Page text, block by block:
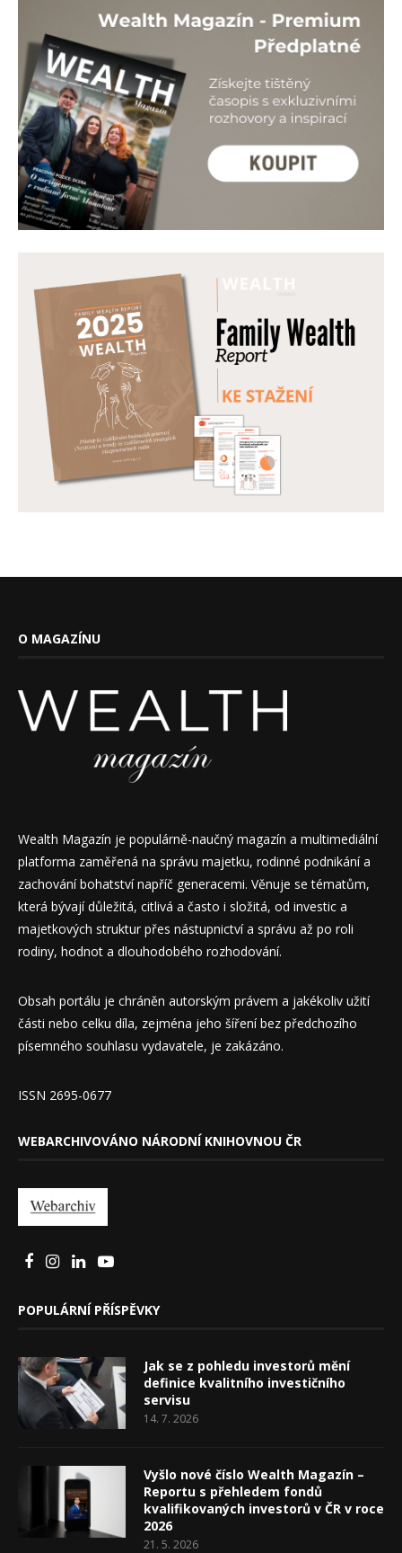
O MAGAZÍNU
Wealth Magazín je populárně-naučný magazín a multimediální
platforma zaměřená na správu majetku, rodinné podnikání a
zachování bohatství napříč generacemi. Věnuje se tématům,
která bývají důležitá, citlivá a často i složitá, od investic a
majetkových struktur přes nástupnictví a správu až po roli
rodiny, hodnot a dlouhodobého rozhodování.
Obsah portálu je chráněn autorským právem a jakékoliv užití
části nebo celku díla, zejména jeho šíření bez předchozího
písemného souhlasu vydavatele, je zakázáno.
ISSN 2695-0677
WEBARCHIVOVÁNO NÁRODNÍ KNIHOVNOU ČR
POPULÁRNÍ PŘÍSPĚVKY
Jak se z pohledu investorů mění
definice kvalitního investičního
servisu
14. 7. 2026
Vyšlo nové číslo Wealth Magazín –
Reportu s přehledem fondů
kvalifikovaných investorů v ČR v roce
2026
21. 5. 2026